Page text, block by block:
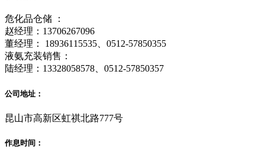
危化品仓储 ：
赵经理：13706267096
董经理： 18936115535、0512-57850355
液氨充装销售：
陆经理：13328058578、0512-57850357
公司地址：
昆山市高新区虹祺北路777号
作息时间：